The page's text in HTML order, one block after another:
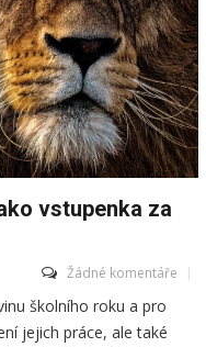
vstupenka za
Žádné komentáře
školního roku a pro
jejich práce, ale také